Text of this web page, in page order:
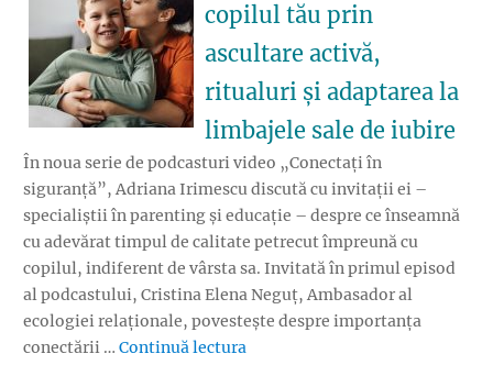
copilul tău prin
ascultare activă,
ritualuri și adaptarea la
limbajele sale de iubire
În noua serie de podcasturi video „Conectați în
siguranță”, Adriana Irimescu discută cu invitații ei –
specialiștii în parenting și educație – despre ce înseamnă
cu adevărat timpul de calitate petrecut împreună cu
copilul, indiferent de vârsta sa. Invitată în primul episod
al podcastului, Cristina Elena Neguț, Ambasador al
ecologiei relaționale, povestește despre importanța
conectării … Continuă lectura